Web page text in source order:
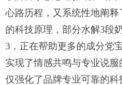
心路历程，又系统性地阐
的科技原理，部分水解3段
3，正在帮助更多的成分党
实现了情感共鸣与专业说
仅强化了品牌专业可靠的